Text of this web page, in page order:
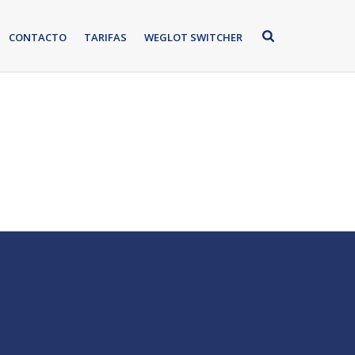
CONTACTO TARIFAS WEGLOT SWITCHER